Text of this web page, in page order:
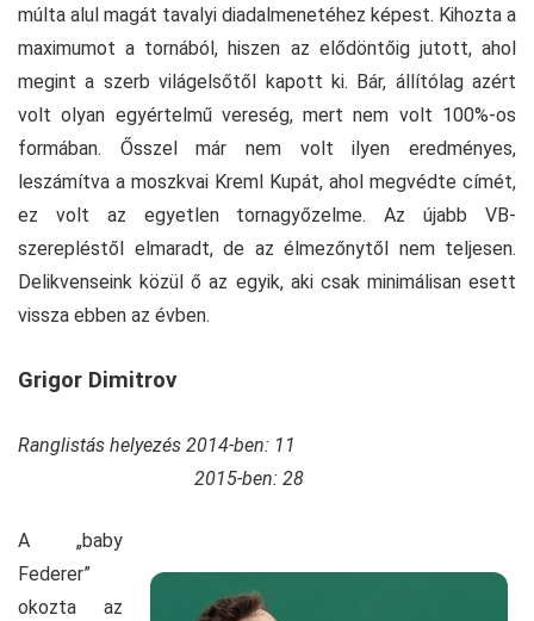
múlta alul magát tavalyi diadalmenetéhez képest. Kihozta a
maximumot a tornából, hiszen az elődöntőig jutott, ahol
megint a szerb világelsőtől kapott ki. Bár, állítólag azért
volt olyan egyértelmű vereség, mert nem volt 100%-os
formában. Ősszel már nem volt ilyen eredményes,
leszámítva a moszkvai Kreml Kupát, ahol megvédte címét,
ez volt az egyetlen tornagyőzelme. Az újabb VB-
szerepléstől elmaradt, de az élmezőnytől nem teljesen.
Delikvenseink közül ő az egyik, aki csak minimálisan esett
vissza ebben az évben.
Grigor Dimitrov
Ranglistás helyezés 2014-ben: 11
2015-ben: 28
A „baby
Federer”
okozta az